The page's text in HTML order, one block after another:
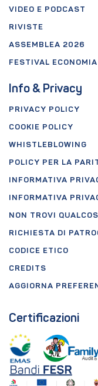
VIDEO E PODCAST
RIVISTE
ASSEMBLEA 2026
FESTIVAL
Info & Privacy
PRIVACY POLICY
COOKIE POLICY
WHISTLEBLOWING
POLICY PER LA
INFORMATIVA
INFORMATIVA
NON TROVI
RICHIESTA DI
CODICE ETICO
CREDITS
AGGIORNA
Certificazioni